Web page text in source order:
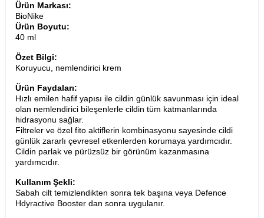
Ürün Markası:
BioNike
Ürün Boyutu:
40 ml
Özet Bilgi:
Koruyucu, nemlendirici krem
Ürün Faydaları:
Hızlı emilen hafif yapısı ile cildin günlük savunması için ideal
olan nemlendirici bileşenlerle cildin tüm katmanlarında
hidrasyonu sağlar.
Filtreler ve özel fito aktiflerin kombinasyonu sayesinde cildi
günlük zararlı çevresel etkenlerden korumaya yardımcıdır.
Cildin parlak ve pürüzsüz bir görünüm kazanmasına
yardımcıdır.
Kullanım Şekli:
Sabah cilt temizlendikten sonra tek başına veya Defence
Hdyractive Booster dan sonra uygulanır.